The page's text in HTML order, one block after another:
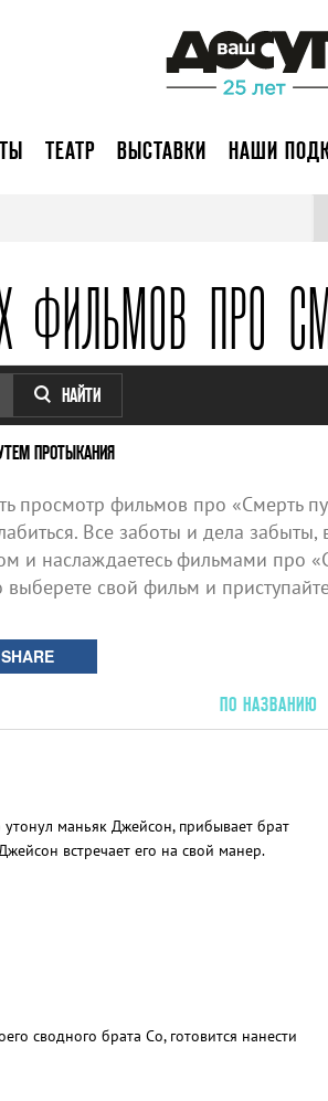
ТЕАТР ВЫСТАВКИ НАШИ
ФИЛЬМОВ ПРО
НАЙТИ
ПРОТЫКАНИЯ
фильмов про «Смерть
Все заботы и дела забыты,
и наслаждаетесь фильмами про
свой фильм и
SHARE
ПО НАЗВАНИЮ
маньяк Джейсон, прибывает брат
встречает его на свой манер.
сводного брата Со, готовится нанести